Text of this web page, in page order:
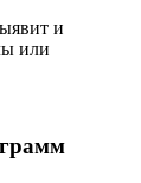
и
или